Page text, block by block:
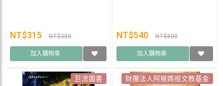
NT$315 NT$350
加入購物車
NT$540 NT$600
加入購物車
巨流圖書 財團法人阿猴媽祖文教基金